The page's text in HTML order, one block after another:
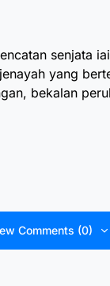
senjata
yang
bekalan
Comments (0)